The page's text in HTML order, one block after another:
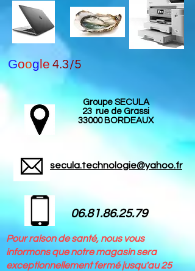
Google 4.3/5
Groupe SECULA
23 rue de Grassi
33000 BORDEAUX
secula.technologie@yahoo.fr
06.81.86.25.79
Pour raison de santé, nous vous
informons que notre magasin sera
exceptionnellement fermé jusqu'au 25